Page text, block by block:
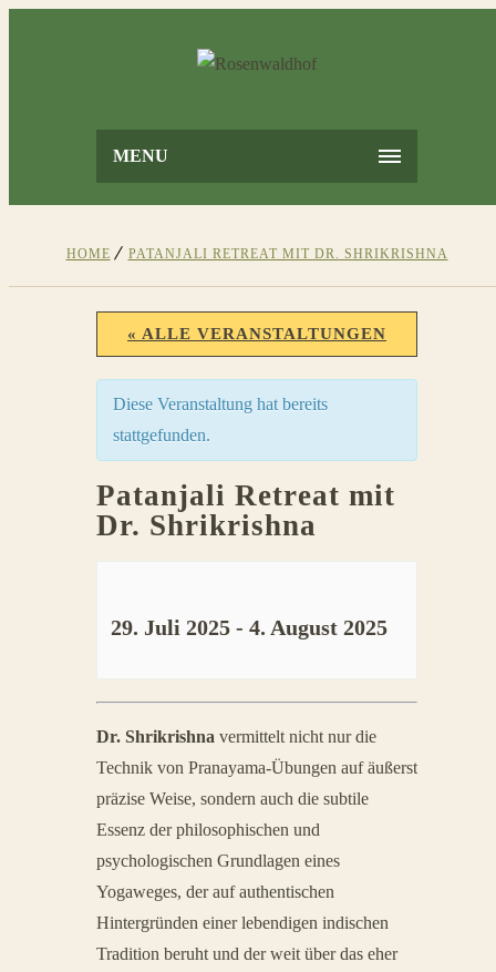
MENU
HOME PATANJALI RETREAT MIT DR. SHRIKRISHNA
« ALLE VERANSTALTUNGEN
Diese Veranstaltung hat bereits
stattgefunden.
Patanjali Retreat mit
Dr. Shrikrishna
29. Juli 2025 - 4. August 2025
Veranstaltung
Navigation
Dr. Shrikrishna vermittelt nicht nur die
Technik von Pranayama-Übungen auf äußerst
präzise Weise, sondern auch die subtile
Essenz der philosophischen und
psychologischen Grundlagen eines
Yogaweges, der auf authentischen
Hintergründen einer lebendigen indischen
Tradition beruht und der weit über das eher